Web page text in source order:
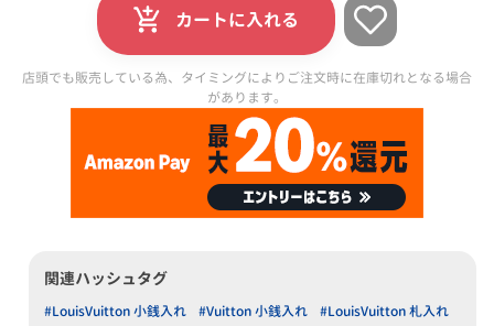
カートに入れる
店頭でも販売している為、タイミングによりご注文時に在庫切れとなる場合
があります。
関連ハッシュタグ
#LouisVuitton 小銭入れ #Vuitton 小銭入れ
#LouisVuitton 札入れ